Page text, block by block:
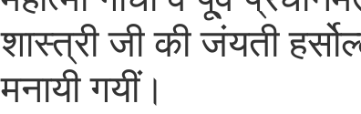
शास्त्री जी की जंयती
मनायी गयीं।